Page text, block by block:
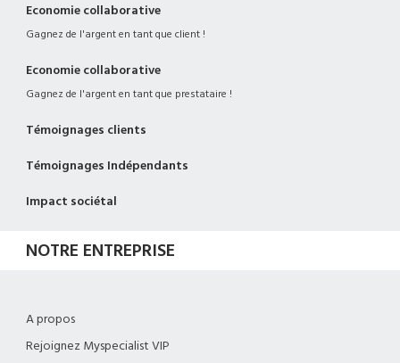
Economie collaborative
Gagnez de l'argent en tant que client !
Economie collaborative
Gagnez de l'argent en tant que prestataire !
Témoignages clients
Témoignages Indépendants
Impact sociétal
NOTRE ENTREPRISE
A propos
Rejoignez Myspecialist VIP